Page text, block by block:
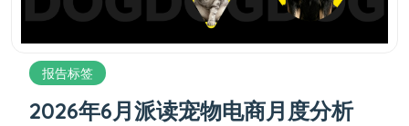
报告标签
2026年6月派读宠物电商月度分析